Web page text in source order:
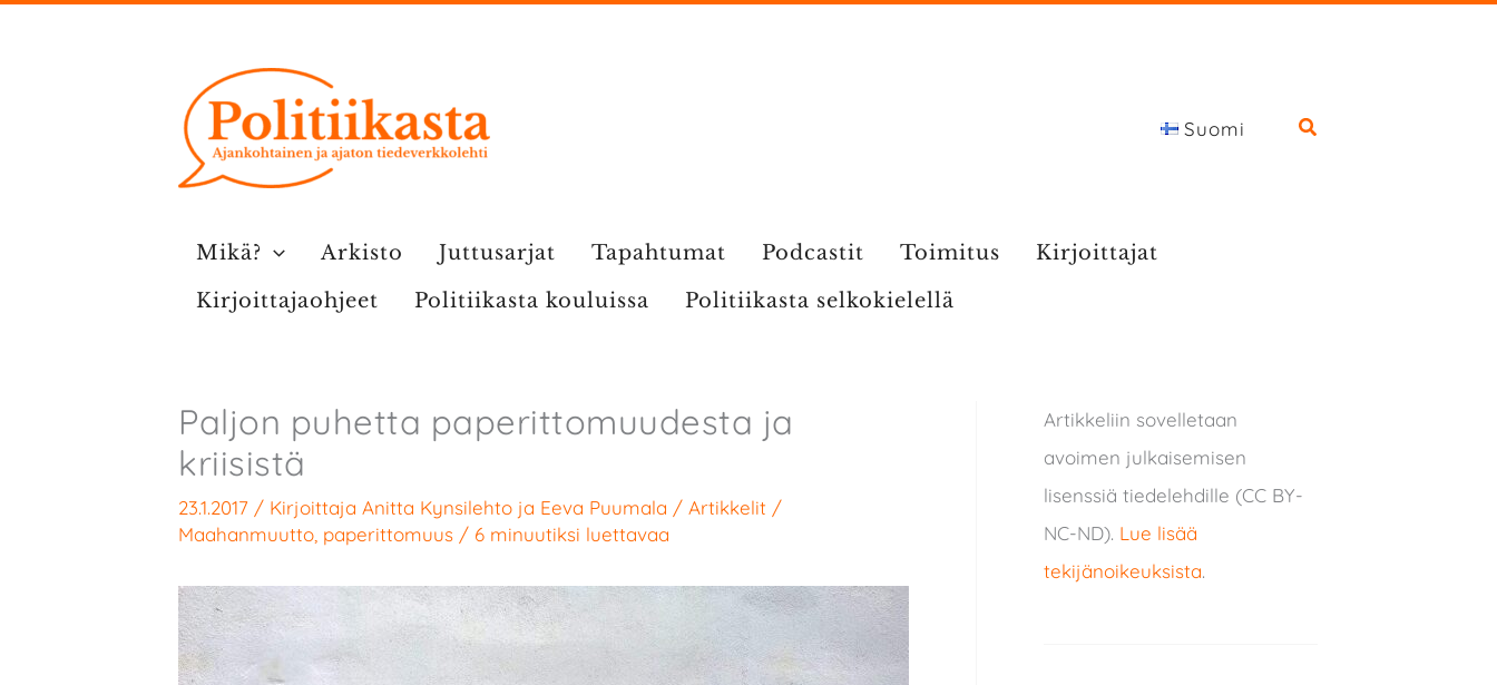
Suomi
Mikä? Arkisto Juttusarjat Tapahtumat Podcastit Toimitus
Kirjoittajat
Kirjoittajaohjeet
Politiikasta kouluissa Politiikasta selkokielellä
Paljon puhetta paperittomuudesta ja
kriisistä
23.1.2017 / Kirjoittaja Anitta Kynsilehto ja Eeva Puumala / Artikkelit /
Maahanmuutto paperittomuus / 6 minuutiksi luettavaa
Artikkeliin sovelletaan
avoimen julkaisemisen
lisenssiä tiedelehdille (CC BY-
NC-ND). Lue lisää
tekijänoikeuksista.